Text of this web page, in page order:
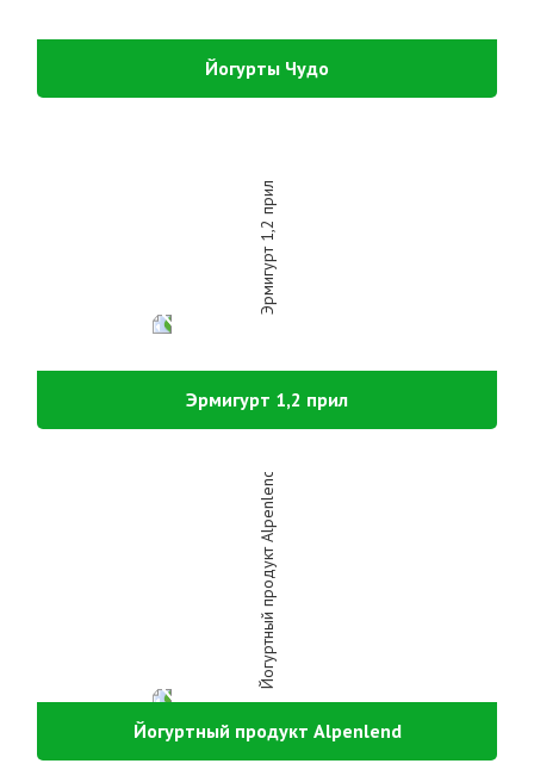
Йогурты Чудо
Эрмигурт 1,2 прил
Йогуртный продукт Alpenlend